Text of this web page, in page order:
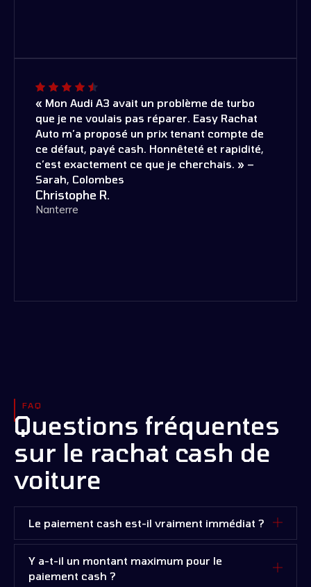
« Mon Audi A3 avait un problème de turbo
que je ne voulais pas réparer. Easy Rachat
Auto m’a proposé un prix tenant compte de
ce défaut, payé cash. Honnêteté et rapidité,
c’est exactement ce que je cherchais. » –
Sarah, Colombes
Christophe R.
Nanterre
FAQ
Questions fréquentes
sur le rachat cash de
voiture
Le paiement cash est-il vraiment immédiat ?
Y a-t-il un montant maximum pour le
paiement cash ?